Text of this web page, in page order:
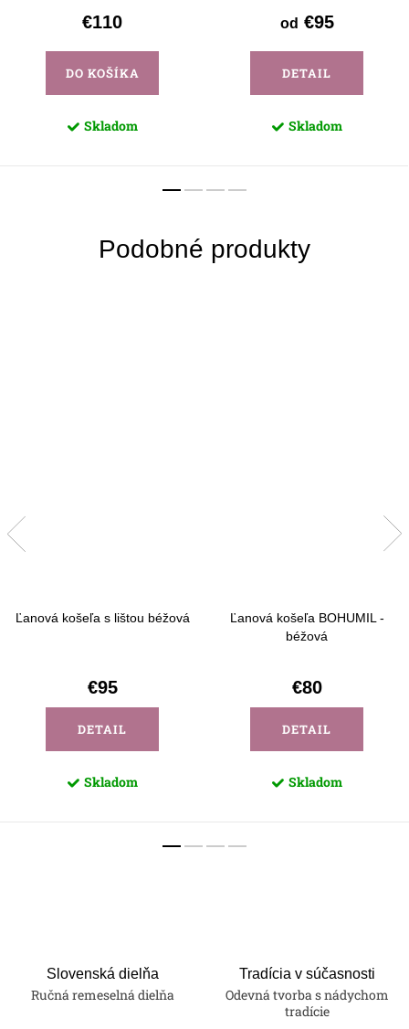
€110
DO KOŠÍKA
Skladom
od €95
DETAIL
Skladom
Ľanová košeľa s lištou béžová
€95
DETAIL
Skladom
Ľanová košeľa BOHUMIL -
béžová
€80
DETAIL
Skladom
Slovenská dielňa
Ručná remeselná dielňa
Tradícia v súčasnosti
Odevná tvorba s nádychom
tradície